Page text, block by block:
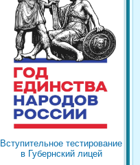
Вступительное тестирование
в Губернский лицей